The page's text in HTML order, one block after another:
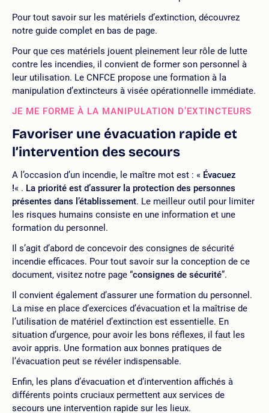
Pour tout savoir sur les matériels d’extinction, découvrez
notre guide complet en bas de page.
Pour que ces matériels jouent pleinement leur rôle de lutte
contre les incendies, il convient de former son personnel à
leur utilisation. Le CNFCE propose une formation à la
manipulation d’extincteurs à visée opérationnelle immédiate.
JE ME FORME À LA MANIPULATION D’EXTINCTEURS
Favoriser une évacuation rapide et
l’intervention des secours
A l’occasion d’un incendie, le maître mot est : « Évacuez
!« . La priorité est d’assurer la protection des personnes
présentes dans l’établissement. Le meilleur outil pour limiter
les risques humains consiste en une information et une
formation du personnel.
Il s’agit d’abord de concevoir des consignes de sécurité
incendie efficaces. Pour tout savoir sur la conception de ce
document, visitez notre page “consignes de sécurité”.
Il convient également d’assurer une formation du personnel.
La mise en place d’exercices d’évacuation et la maîtrise de
l’utilisation de matériel d’extinction est essentielle. En
situation d’urgence, pour avoir les bons réflexes, il faut les
avoir appris. Une formation aux bonnes pratiques de
l’évacuation peut se révéler indispensable.
Enfin, les plans d’évacuation et d’intervention affichés à
différents points cruciaux permettent aux services de
secours une intervention rapide sur les lieux.